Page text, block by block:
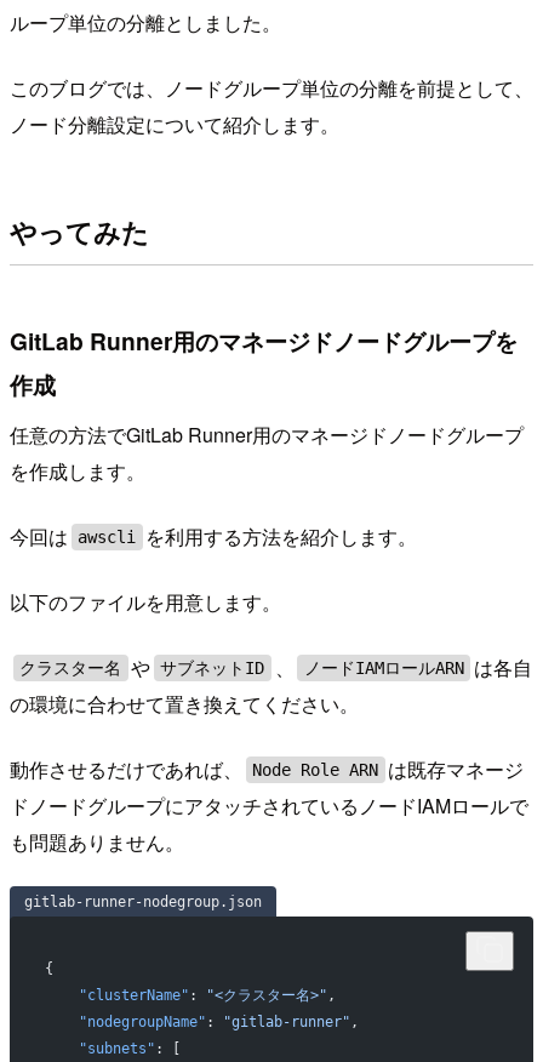
ループ単位の分離としました。
このブログでは、ノードグループ単位の分離を前提として、
ノード分離設定について紹介します。
やってみた
GitLab Runner用のマネージドノードグループを
作成
任意の方法でGitLab Runner用のマネージドノードグループ
を作成します。
今回は awscli を利用する方法を紹介します。
以下のファイルを用意します。
クラスター名 や サブネットID 、 ノードIAMロールARN は各自
の環境に合わせて置き換えてください。
動作させるだけであれば、 Node Role ARN は既存マネージ
ドノードグループにアタッチされているノードIAMロールで
も問題ありません。
gitlab-runner-nodegroup.json
{
    "clusterName"
: "<クラスター名>" ,
    "nodegroupName"
: "gitlab-runner" ,
    "subnets"
: [